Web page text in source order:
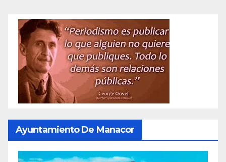
Ayuntamiento De Manacor